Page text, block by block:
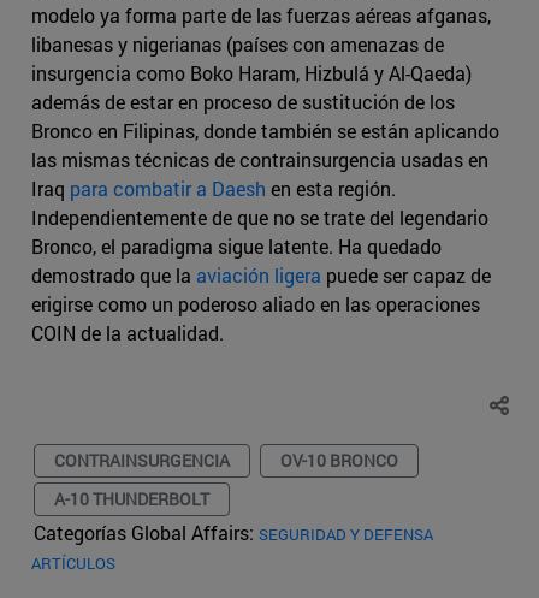
modelo ya forma parte de las fuerzas aéreas afganas,
libanesas y nigerianas (países con amenazas de
insurgencia como Boko Haram, Hizbulá y Al-Qaeda)
además de estar en proceso de sustitución de los
Bronco en Filipinas, donde también se están aplicando
las mismas técnicas de contrainsurgencia usadas en
Iraq para combatir a Daesh en esta región.
Independientemente de que no se trate del legendario
Bronco, el paradigma sigue latente. Ha quedado
demostrado que la aviación ligera puede ser capaz de
erigirse como un poderoso aliado en las operaciones
COIN de la actualidad.
CONTRAINSURGENCIA
OV-10 BRONCO
A-10 THUNDERBOLT
Categorías Global Affairs: SEGURIDAD Y DEFENSA
ARTÍCULOS